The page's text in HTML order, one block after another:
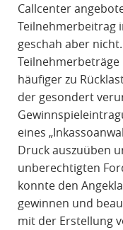
Callcenter
Teilnehmerbeitrag
geschah aber
häufiger zu
der gesondert
eines
Druck auszuüben
unberechtigten
konnte den
gewinnen und
mit der Erstellung